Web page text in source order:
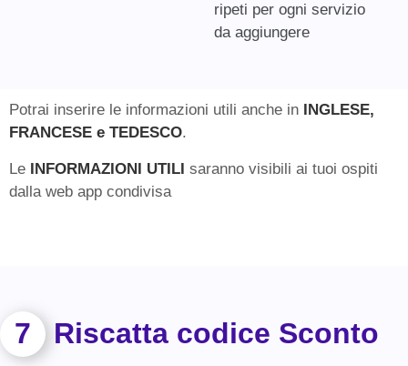
ripeti per ogni servizio
da aggiungere
Potrai inserire le informazioni utili anche in
INGLESE,
FRANCESE e TEDESCO.
Le INFORMAZIONI UTILI saranno visibili ai tuoi ospiti
dalla web app condivisa
7 Riscatta codice Sconto